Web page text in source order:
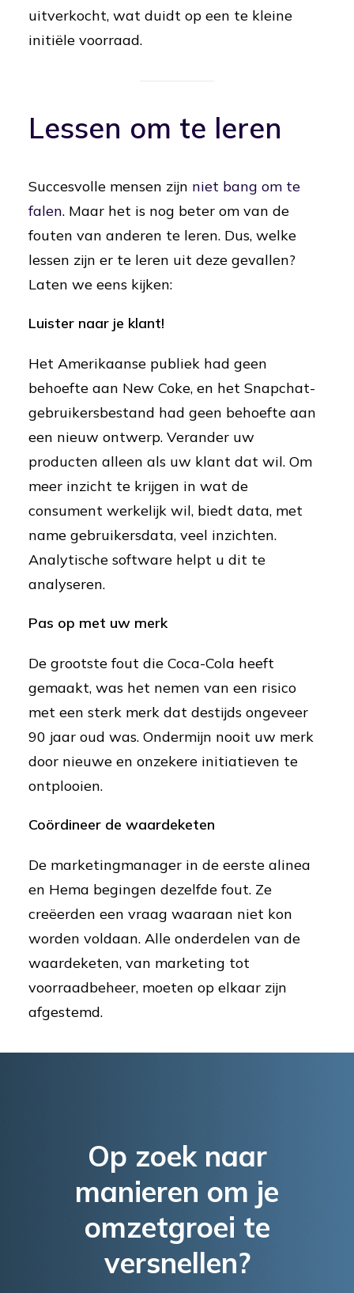
uitverkocht, wat duidt op een te kleine
initiële voorraad.
Lessen om te leren
Succesvolle mensen zijn niet bang om te
falen. Maar het is nog beter om van de
fouten van anderen te leren. Dus, welke
lessen zijn er te leren uit deze gevallen?
Laten we eens kijken:
Luister naar je klant!
Het Amerikaanse publiek had geen
behoefte aan New Coke, en het Snapchat-
gebruikersbestand had geen behoefte aan
een nieuw ontwerp. Verander uw
producten alleen als uw klant dat wil. Om
meer inzicht te krijgen in wat de
consument werkelijk wil, biedt data, met
name gebruikersdata, veel inzichten.
Analytische software helpt u dit te
analyseren.
Pas op met uw merk
De grootste fout die Coca-Cola heeft
gemaakt, was het nemen van een risico
met een sterk merk dat destijds ongeveer
90 jaar oud was. Ondermijn nooit uw merk
door nieuwe en onzekere initiatieven te
ontplooien.
Coördineer de waardeketen
De marketingmanager in de eerste alinea
en Hema begingen dezelfde fout. Ze
creëerden een vraag waaraan niet kon
worden voldaan. Alle onderdelen van de
waardeketen, van marketing tot
voorraadbeheer, moeten op elkaar zijn
afgestemd.
Op zoek naar
manieren om je
omzetgroei te
versnellen?